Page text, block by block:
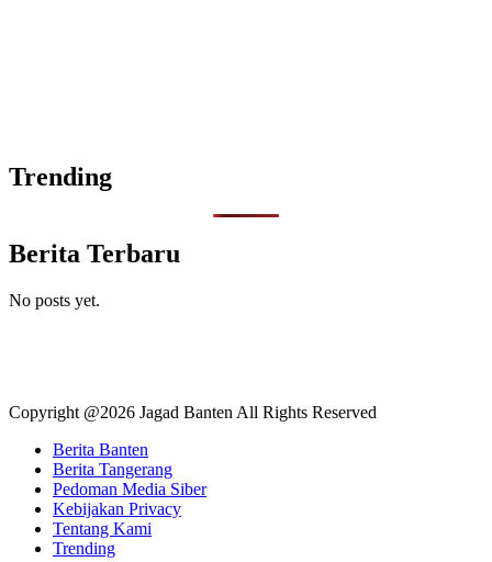
Trending
Berita Terbaru
No posts yet.
Copyright @2026 Jagad Banten All Rights Reserved
Berita Banten
Berita Tangerang
Pedoman Media Siber
Kebijakan Privacy
Tentang Kami
Trending